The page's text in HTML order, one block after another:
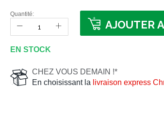
Quantité:
AJOUTER
EN STOCK
CHEZ VOUS DEMAIN !*
En choisissant la livraison express